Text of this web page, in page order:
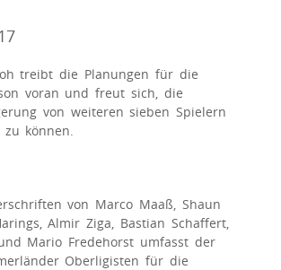
treibt die Planungen für die
voran und freut sich, die
von weiteren sieben Spielern
können.
von Marco Maaß, Shaun
Almir Ziga, Bastian Schaffert,
Mario Fredehorst umfasst der
Oberligisten für die